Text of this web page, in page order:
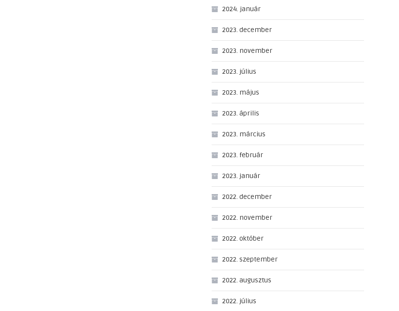
2024. január
2023. december
2023. november
2023. július
2023. május
2023. április
2023. március
2023. február
2023. január
2022. december
2022. november
2022. október
2022. szeptember
2022. augusztus
2022. július